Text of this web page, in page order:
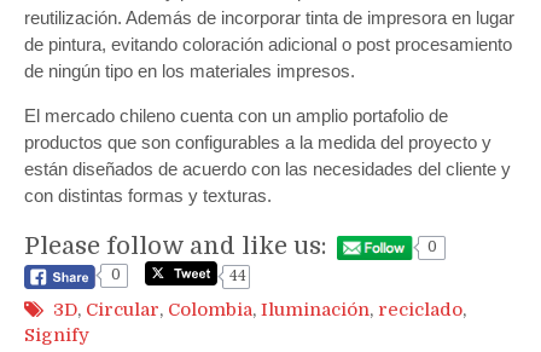
reutilización. Además de incorporar tinta de impresora en lugar
de pintura, evitando coloración adicional o post procesamiento
de ningún tipo en los materiales impresos.
El mercado chileno cuenta con un amplio portafolio de
productos que son configurables a la medida del proyecto y
están diseñados de acuerdo con las necesidades del cliente y
con distintas formas y texturas.
Please follow and like us:
0
0
44
3D, Circular, Colombia, Iluminación, reciclado,
Signify